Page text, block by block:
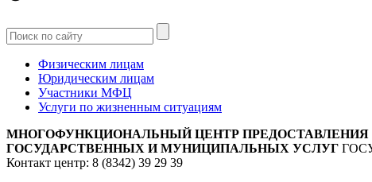
Физическим лицам
Юридическим лицам
Участники МФЦ
Услуги по жизненным ситуациям
МНОГОФУНКЦИОНАЛЬНЫЙ ЦЕНТР ПРЕДОСТАВЛЕНИЯ
ГОСУДАРСТВЕННЫХ И МУНИЦИПАЛЬНЫХ УСЛУГ
Контакт центр: 8 (8342) 39 29 39